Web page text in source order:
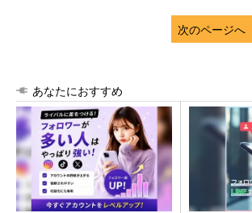
次のページへ
あなたにおすすめ